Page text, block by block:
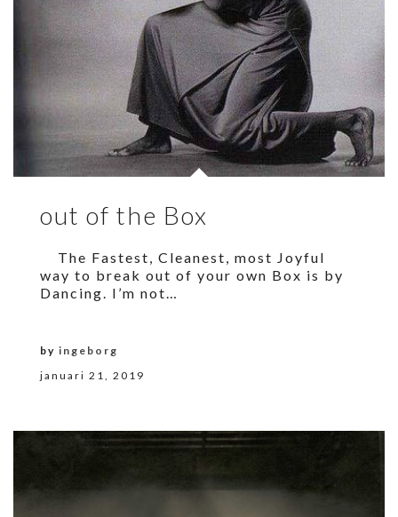
out of the Box
The Fastest, Cleanest, most Joyful
way to break out of your own Box is by
Dancing. I’m not…
januari 21, 2019
by ingeborg